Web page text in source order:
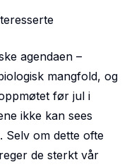
agendaen –
mangfold, og
før jul i
ikke kan sees
Selv om dette ofte
de sterkt vår